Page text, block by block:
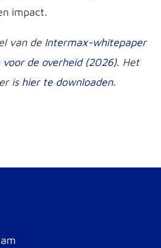
impact.
van de Intermax-whitepaper
de overheid (2026). Het
is hier te downloaden.